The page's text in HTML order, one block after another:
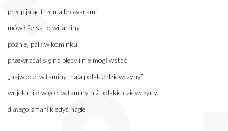
przepijając trzema browarami
mówił że są to witaminy
później palił w kominku
przewracał się na plecy i nie mógł wstać
„najwiecej witaminy maja polskie dziewczyny”
wujek miał więcej witaminy niż polskie dziewczyny
dlatego zmarł kiedyś nagle